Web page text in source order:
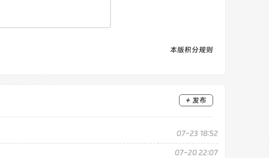
本版积分规则
+ 发布
07-23 18:52
07-20 22:07